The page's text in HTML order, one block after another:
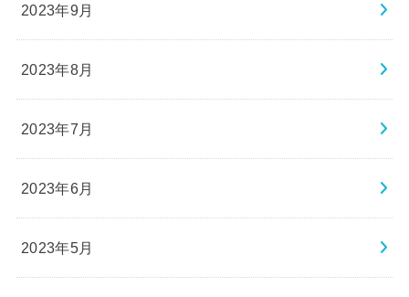
2023年9月
2023年8月
2023年7月
2023年6月
2023年5月